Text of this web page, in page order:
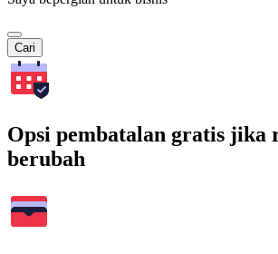
Cari
Opsi pembatalan gratis jika
berubah